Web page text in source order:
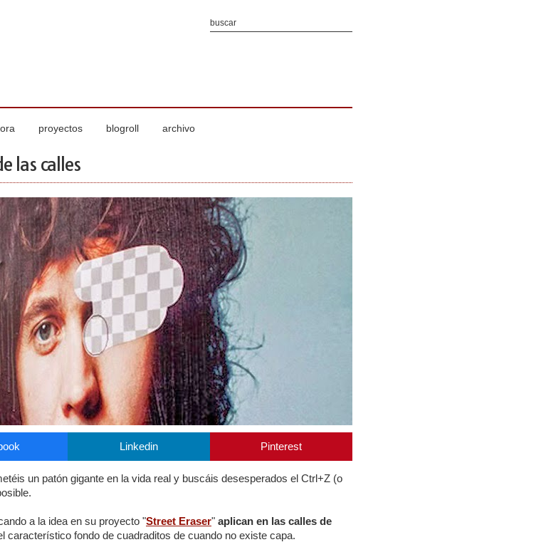
proyectos blogroll archivo
las calles
Linkedin Pinterest
un patón gigante en la vida real y buscáis desesperados el Ctrl+Z (o
a la idea en su proyecto "Street Eraser" aplican en las calles de
característico fondo de cuadraditos de cuando no existe capa.